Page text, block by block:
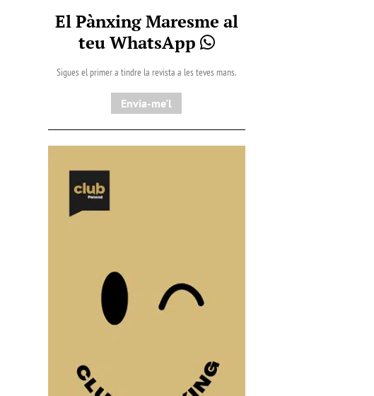
El Pànxing Maresme al
teu WhatsApp
Sigues el primer a tindre la revista a les teves mans.
Envia-me'l